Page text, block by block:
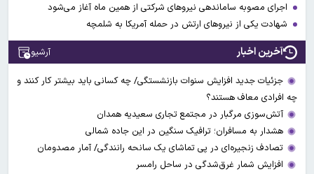
اجرای مصوبه ساماندهی نیرو‌های شرکتی از همین ماه آغاز می‌شود
شهادت یکی از نیروهای ارتش در حمله آمریکا به شلمچه
آخرین اخبار آرشیو
جزئیات جدید افزایش سنوات بازنشستگی/ چه کسانی باید بیشتر کار کنند و
چه افرادی معاف هستند؟
آتش‌سوزی مرگبار در مجتمع تجاری سعیدیه همدان
هشدار به مسافران؛ ترافیک سنگین در این جاده شمالی
تصادف زنجیره‌ای در پی تماشای یک سانحه رانندگی/ آمار مصدومان
افزایش شمار غرق‌شدگی در ساحل رامسر